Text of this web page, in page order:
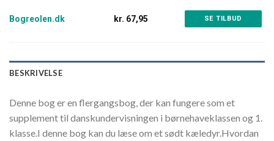
Bogreolen.dk kr. 67,95 SE TILBUD
BESKRIVELSE
Denne bog er en flergangsbog, der kan fungere som et
supplement til danskundervisningen i børnehaveklassen og 1.
klasse.I denne bog kan du læse om et sødt kæledyr.Hvordan